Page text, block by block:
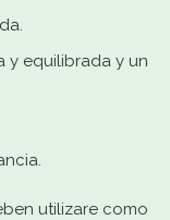
y equilibrada y un
utilizare como